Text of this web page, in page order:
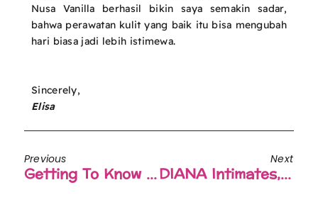
Nusa Vanilla berhasil bikin saya semakin sadar,
bahwa perawatan kulit yang baik itu bisa mengubah
hari biasa jadi lebih istimewa.
Sincerely,
Elisa
Previous
Getting To Know Y2K Shirts And The Iconic Fashion Style
Next
DIANA Intimates, Merek Lokal Intimates Wear Premium Dan Elegan Yang Mendunia